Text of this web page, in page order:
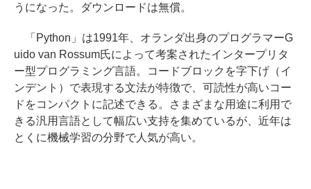
うになった。ダウンロードは無償。
「Python」は1991年、オランダ出身のプログラマーG
uido van Rossum氏によって考案されたインタープリタ
ー型プログラミング言語。コードブロックを字下げ（イ
ンデント）で表現する文法が特徴で、可読性が高いコー
ドをコンパクトに記述できる。さまざまな用途に利用で
きる汎用言語として幅広い支持を集めているが、近年は
とくに機械学習の分野で人気が高い。